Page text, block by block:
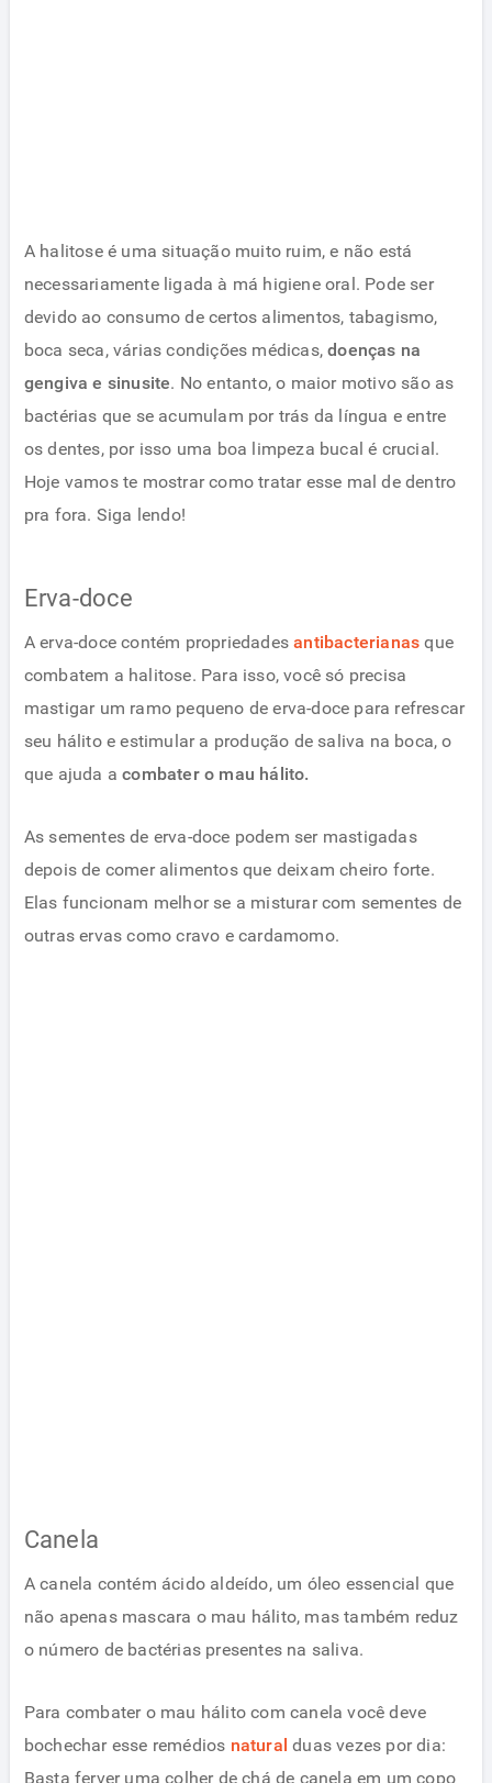
A halitose é uma situação muito ruim, e não está
necessariamente ligada à má higiene oral. Pode ser
devido ao consumo de certos alimentos, tabagismo,
boca seca, várias condições médicas,doenças na
gengiva e sinusite. No entanto, o maior motivo são as
bactérias que se acumulam por trás da língua e entre
os dentes, por isso uma boa limpeza bucal é crucial.
Hoje vamos te mostrar como tratar esse mal de dentro
pra fora. Siga lendo!
Erva-doce
A erva-doce contém propriedadesantibacterianas que
combatem a halitose. Para isso, você só precisa
mastigar um ramo pequeno de erva-doce para refrescar
seu hálito e estimular a produção de saliva na boca, o
que ajuda acombater o mau hálito.
As sementes de erva-doce podem ser mastigadas
depois de comer alimentos que deixam cheiro forte.
Elas funcionam melhor se a misturar com sementes de
outras ervas como cravo e cardamomo.
Canela
A canela contém ácido aldeído, um óleo essencial que
não apenas mascara o mau hálito, mas também reduz
o número de bactérias presentes na saliva.
Para combater o mau hálito com canela você deve
bochechar esse remédios natural duas vezes por dia:
Basta ferver uma colher de chá de canela em um copo